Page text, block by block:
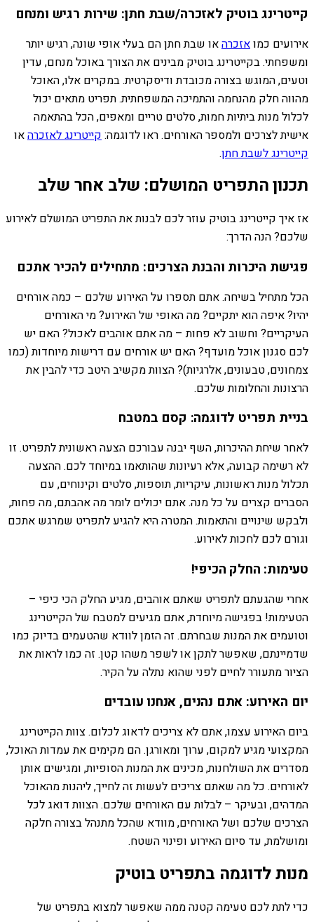
קייטרינג בוטיק לאזכרה/שבת חתן: שירות רגיש ומנחם
אירועים כמואזכרהאו שבת חתן הם בעלי אופי שונה, רגיש יותר
ומשפחתי. בקייטרינג בוטיק מבינים את הצורך באוכל מנחם, עדין
וטעים, המוגש בצורה מכובדת ודיסקרטית. במקרים אלו, האוכל
מהווה חלק מהנחמה והתמיכה המשפחתית. תפריט מתאים יכול
לכלול מנות ביתיות חמות, סלטים טריים ומאפים, הכל בהתאמה
אישית לצרכים ולמספר האורחים. ראו לדוגמה: קייטרינג לאזכרהאו
קייטרינג לשבת חתן.
תכנון התפריט המושלם: שלב אחר שלב
אז איך קייטרינג בוטיק עוזר לכם לבנות את התפריט המושלם לאירוע
שלכם? הנה הדרך:
פגישת היכרות והבנת הצרכים: מתחילים להכיר אתכם
הכל מתחיל בשיחה. אתם תספרו על האירוע שלכם – כמה אורחים
יהיו? איפה הוא יתקיים? מה האופי של האירוע? מי האורחים
העיקריים? וחשוב לא פחות – מה אתם אוהבים לאכול? האם יש
לכם סגנון אוכל מועדף? האם יש אורחים עם דרישות מיוחדות (כמו
צמחונים, טבעונים, אלרגיות)? הצוות מקשיב היטב כדי להבין את
הרצונות והחלומות שלכם.
בניית תפריט לדוגמה: קסם במטבח
לאחר שיחת ההיכרות, השף יבנה עבורכם הצעה ראשונית לתפריט. זו
לא רשימה קבועה, אלא רעיונות שהותאמו במיוחד לכם. ההצעה
תכלול מנות ראשונות, עיקריות, תוספות, סלטים וקינוחים, עם
הסברים קצרים על כל מנה. אתם יכולים לומר מה אהבתם, מה פחות,
ולבקש שינויים והתאמות. המטרה היא להגיע לתפריט שמרגש אתכם
וגורם לכם לחכות לאירוע.
טעימות: החלק הכיפי!
אחרי שהגעתם לתפריט שאתם אוהבים, מגיע החלק הכי כיפי –
הטעימות! בפגישה מיוחדת, אתם מגיעים למטבח של הקייטרינג
וטועמים את המנות שבחרתם. זה הזמן לוודא שהטעמים בדיוק כמו
שדמיינתם, שאפשר לתקן או לשפר משהו קטן. זה כמו לראות את
הציור מתעורר לחיים לפני שהוא נתלה על הקיר.
יום האירוע: אתם נהנים, אנחנו עובדים
ביום האירוע עצמו, אתם לא צריכים לדאוג לכלום. צוות הקייטרינג
המקצועי מגיע למקום, ערוך ומאורגן. הם מקימים את עמדות האוכל,
מסדרים את השולחנות, מכינים את המנות הסופיות, ומגישים אותן
לאורחים. כל מה שאתם צריכים לעשות זה לחייך, ליהנות מהאוכל
המדהים, ובעיקר – לבלות עם האורחים שלכם. הצוות דואג לכל
הצרכים שלכם ושל האורחים, מוודא שהכל מתנהל בצורה חלקה
ומושלמת, עד סיום האירוע ופינוי השטח.
מנות לדוגמה בתפריט בוטיק
כדי לתת לכם טעימה קטנה ממה שאפשר למצוא בתפריט של